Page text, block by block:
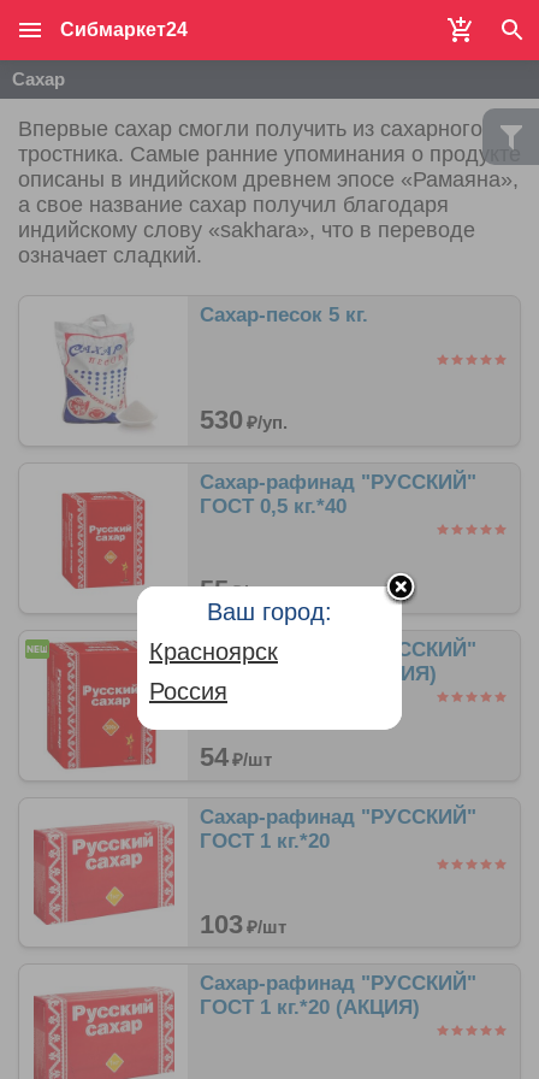
Сибмаркет24
Сахар
Впервые сахар смогли получить из сахарного
тростника. Самые ранние упоминания о продукте
описаны в индийском древнем эпосе «Рамаяна»,
а свое название сахар получил благодаря
индийскому слову «sakhara», что в переводе
означает сладкий.
Сахар-песок 5 кг.
530 ₽/уп.
Сахар-рафинад "РУССКИЙ"
ГОСТ 0,5 кг.*40
55₽/шт
Сахар-рафинад "РУССКИЙ"
ГОСТ 0,5 кг.*40 (АКЦИЯ)
54₽/шт
Сахар-рафинад "РУССКИЙ"
ГОСТ 1 кг.*20
103₽/шт
Сахар-рафинад "РУССКИЙ"
ГОСТ 1 кг.*20 (АКЦИЯ)
Ваш город:
Красноярск
Россия